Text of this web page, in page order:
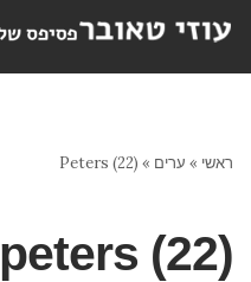
ראשי » ערים »
Peters (22)
peters (22)